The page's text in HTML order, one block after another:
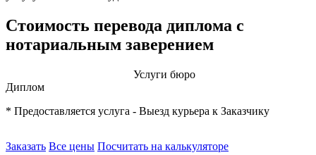
Стоимость перевода диплома с
нотариальным заверением
Услуги бюро
Диплом
* Предоставляется услуга - Выезд курьера к Заказчику
Заказать Все цены Посчитать на калькуляторе